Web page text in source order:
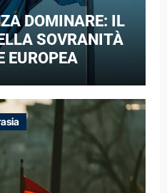
DOMINARE: IL
SOVRANITÀ
EUROPEA